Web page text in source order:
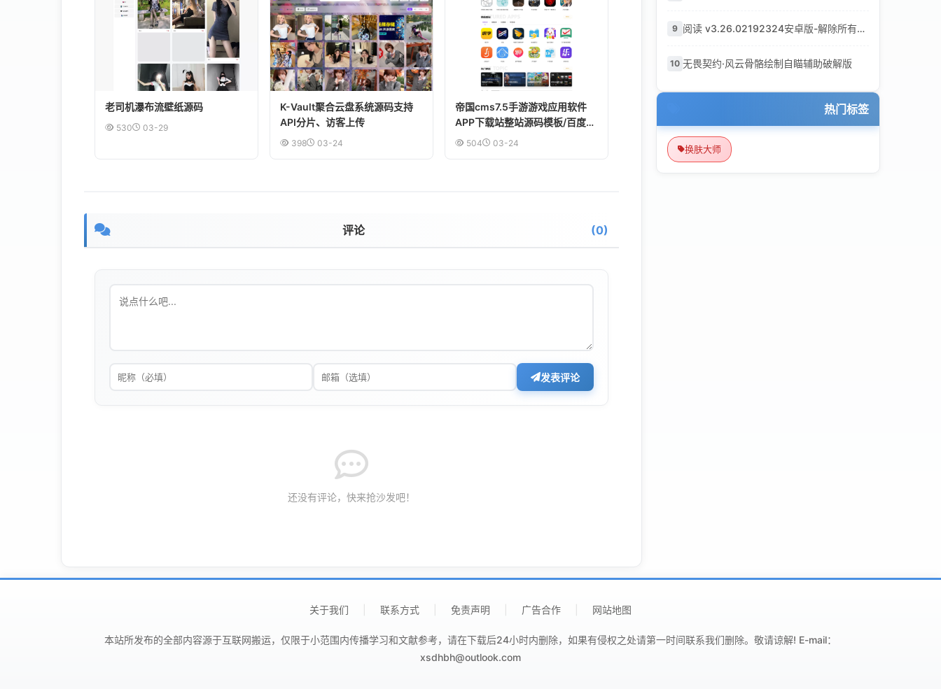
老司机瀑布流壁纸源码
530 03-29
K-Vault聚合云盘系统源码支持
API分片、访客上传
398 03-24
帝国cms7.5手游游戏应用软件
APP下载站整站源码模板/百度推
送/sitemap/同步生成
504 03-24
评论 (0)
发表评论
还没有评论，快来抢沙发吧！
9 阅读 v3.26.02192324安卓版-解除所有限制版-免费小说阅读器
10 无畏契约·风云骨骼绘制自瞄辅助破解版
热门标签
换肤大师
关于我们 联系方式 免责声明 广告合作 网站地图
本站所发布的全部内容源于互联网搬运，仅限于小范围内传播学习和文献参考，请在下载后24小时内删除，如果有侵权之处请第一时间联系我们删除。敬请谅解! E-mail：
xsdhbh@outlook.com